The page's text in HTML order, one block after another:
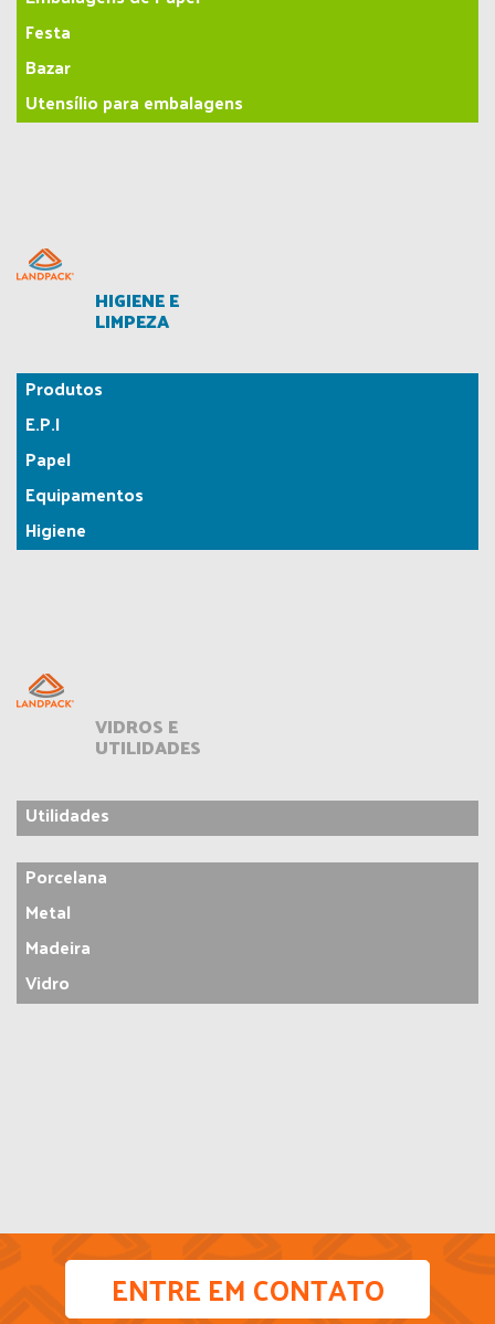
Festa
Bazar
Utensílio para embalagens
HIGIENE E
LIMPEZA
Produtos
E.P.I
Papel
Equipamentos
Higiene
VIDROS E
UTILIDADES
Utilidades
Porcelana
Metal
Madeira
Vidro
ENTRE EM CONTATO